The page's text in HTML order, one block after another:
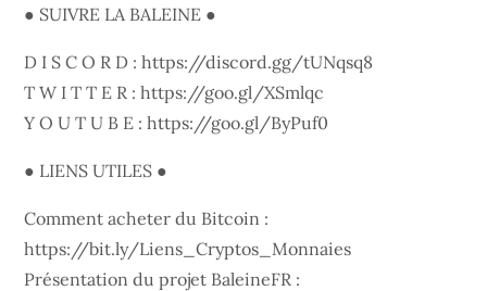
● SUIVRE LA BALEINE ●
D I S C O R D : https://discord.gg/tUNqsq8
T W I T T E R : https://goo.gl/XSmlqc
Y O U T U B E : https://goo.gl/ByPuf0
● LIENS UTILES ●
Comment acheter du Bitcoin :
https://bit.ly/Liens_Cryptos_Monnaies
Présentation du projet BaleineFR :